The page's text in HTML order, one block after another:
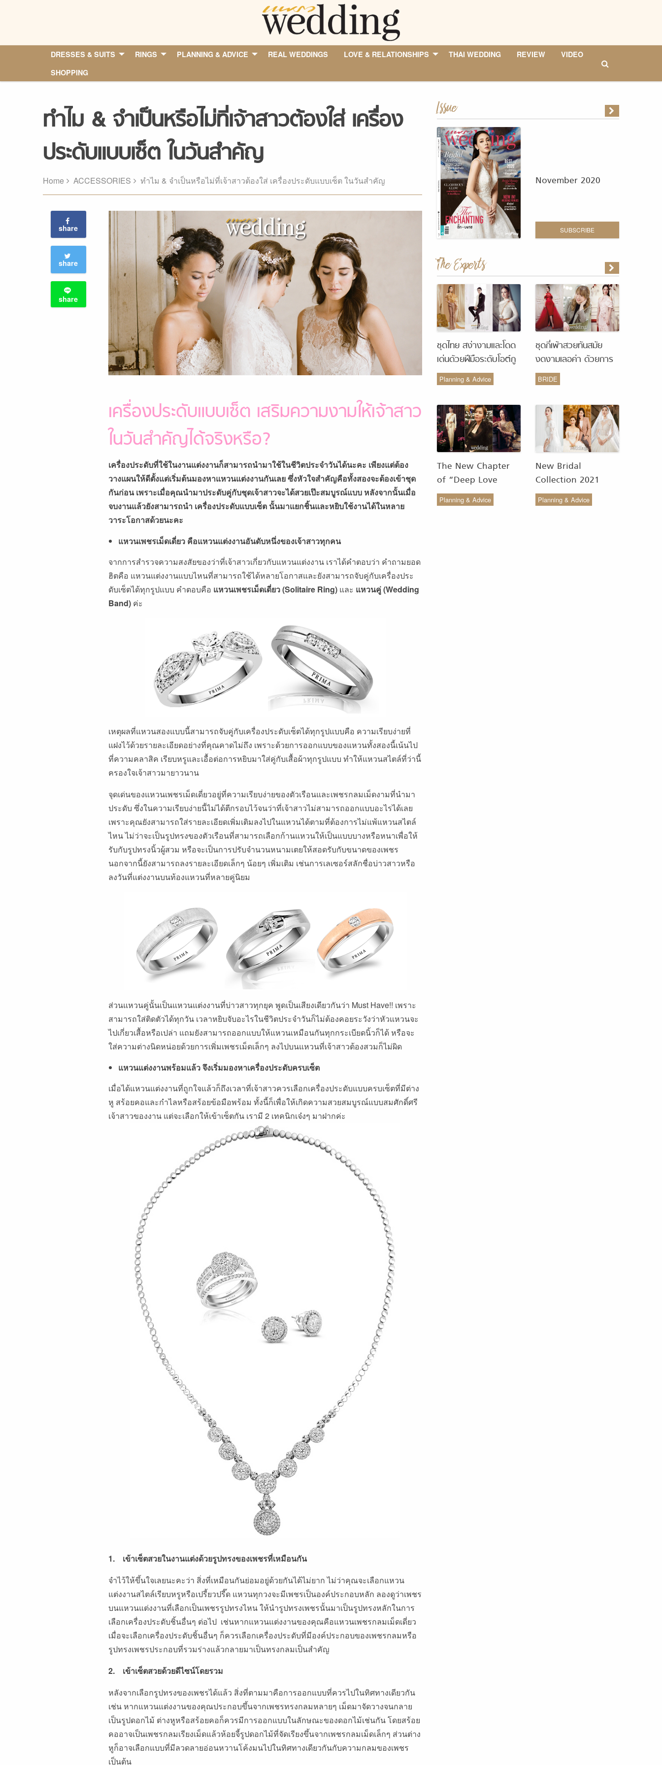
DRESSES & SUITS RINGS PLANNING & ADVICE REAL WEDDINGS LOVE & RELATIONSHIPS THAI WEDDING REVIEW
VIDEO
SHOPPING
ทำไม & จำเป็นหรือไม่ที่เจ้าสาวต้องใส่ เครื่อง
ประดับแบบเซ็ต ในวันสำคัญ
Home ACCESSORIES ทำไม & จำเป็นหรือไม่ที่เจ้าสาวต้องใส่ เครื่องประดับแบบเซ็ต ในวันสำคัญ
share
share
share
เครื่องประดับแบบเซ็ต เสริมความงามให้เจ้าสาว
ในวันสำคัญได้จริงหรือ?
เครื่องประดับที่ใช้ในงานแต่งงานก็สามารถนำมาใช้ในชีวิตประจำวันได้นะคะ เพียงแต่ต้อง
วางแผนให้ดีตั้งแต่เริ่มต้นมองหาแหวนแต่งงานกันเลย ซึ่งหัวใจสำคัญคือทั้งสองจะต้องเข้าชุด
กันก่อน เพราะเมื่อคุณนำมาประดับคู่กับชุดเจ้าสาวจะได้สวยเป๊ะสมบูรณ์แบบ หลังจากนั้นเมื่อ
จบงานแล้วยังสามารถนำ เครื่องประดับแบบเซ็ต นั้นมาแยกชิ้นและหยิบใช้งานได้ในหลาย
วาระโอกาสด้วยนะคะ
แหวนเพชรเม็ดเดี่ยว คือแหวนแต่งงานอันดับหนึ่งของเจ้าสาวทุกคน
จากการสำรวจความสงสัยของว่าที่เจ้าสาวเกี่ยวกับแหวนแต่งงาน เราได้คำตอบว่า คำถามยอด
ฮิตคือ แหวนแต่งงานแบบไหนที่สามารถใช้ได้หลายโอกาสและยังสามารถจับคู่กับเครื่องประ
ดับเซ็ตได้ทุกรูปแบบ คำตอบคือ แหวนเพชรเม็ดเดี่ยว (Solitaire Ring) และ แหวนคู่ (Wedding
Band) ค่ะ
เหตุผลที่แหวนสองแบบนี้สามารถจับคู่กับเครื่องประดับเซ็ตได้ทุกรูปแบบคือ ความเรียบง่ายที่
แฝงไว้ด้วยรายละเอียดอย่างที่คุณคาดไม่ถึง เพราะด้วยการออกแบบของแหวนทั้งสองนี้เน้นไป
ที่ความคลาสิค เรียบหรูและเอื้อต่อการหยิบมาใส่คู่กับเสื้อผ้าทุกรูปแบบ ทำให้แหวนสไตล์ที่ว่านี้
ครองใจเจ้าสาวมายาวนาน
จุดเด่นของแหวนเพชรเม็ดเดี่ยวอยู่ที่ความเรียบง่ายของตัวเรือนและเพชรกลมเม็ดงามที่นำมา
ประดับ ซึ่งในความเรียบง่ายนี้ไม่ได้ตีกรอบไว้จนว่าที่เจ้าสาวไม่สามารถออกแบบอะไรได้เลย
เพราะคุณยังสามารถใส่รายละเอียดเพิ่มเติมลงไปในแหวนได้ตามที่ต้องการไม่แพ้แหวนสไตล์
ไหน ไม่ว่าจะเป็นรูปทรงของตัวเรือนที่สามารถเลือกก้านแหวนให้เป็นแบบบางหรือหนาเพื่อให้
รับกับรูปทรงนิ้วผู้สวม หรือจะเป็นการปรับจำนวนหนามเตยให้สอดรับกับขนาดของเพชร
นอกจากนี้ยังสามารถลงรายละเอียดเล็กๆ น้อยๆ เพิ่มเติม เช่นการเลเซอร์สลักชื่อบ่าวสาวหรือ
ลงวันที่แต่งงานบนท้องแหวนที่หลายคู่นิยม
ส่วนแหวนคู่นั้นเป็นแหวนแต่งงานที่บ่าวสาวทุกยุค พูดเป็นเสียงเดียวกันว่า Must Have!! เพราะ
สามารถใส่ติดตัวได้ทุกวัน เวลาหยิบจับอะไรในชีวิตประจำวันก็ไม่ต้องคอยระวังว่าหัวแหวนจะ
ไปเกี่ยวเสื้อหรือเปล่า แถมยังสามารถออกแบบให้แหวนเหมือนกันทุกกระเบียดนิ้วก็ได้ หรือจะ
ใส่ความต่างนิดหน่อยด้วยการเพิ่มเพชรเม็ดเล็กๆ ลงไปบนแหวนที่เจ้าสาวต้องสวมก็ไม่ผิด
แหวนแต่งงานพร้อมแล้ว จึงเริ่มมองหาเครื่องประดับครบเซ็ต
เมื่อได้แหวนแต่งงานที่ถูกใจแล้วก็ถึงเวลาที่เจ้าสาวควรเลือกเครื่องประดับแบบครบเซ็ตที่มีต่าง
หู สร้อยคอและกำไลหรือสร้อยข้อมือพร้อม ทั้งนี้ก็เพื่อให้เกิดความสวยสมบูรณ์แบบสมศักดิ์ศรี
เจ้าสาวของงาน แต่จะเลือกให้เข้าเซ็ตกัน เรามี 2 เทคนิกเจ๋งๆ มาฝากค่ะ
1. เข้าเซ็ตสวยในงานแต่งด้วยรูปทรงของเพชรที่เหมือนกัน
จำไว้ให้ขึ้นใจเลยนะคะว่า สิ่งที่เหมือนกันย่อมอยู่ด้วยกันได้ไม่ยาก ไม่ว่าคุณจะเลือกแหวน
แต่งงานสไตล์เรียบหรูหรือเปรี้ยวปรี๊ด แหวนทุกวงจะมีเพชรเป็นองค์ประกอบหลัก ลองดูว่าเพชร
บนแหวนแต่งงานที่เลือกเป็นเพชรรูปทรงไหน ให้นำรูปทรงเพชรนั้นมาเป็นรูปทรงหลักในการ
เลือกเครื่องประดับชิ้นอื่นๆ ต่อไป เช่นหากแหวนแต่งงานของคุณคือแหวนเพชรกลมเม็ดเดี่ยว
เมื่อจะเลือกเครื่องประดับชิ้นอื่นๆ ก็ควรเลือกเครื่องประดับที่มีองค์ประกอบของเพชรกลมหรือ
รูปทรงเพชรประกอบที่รวมร่างแล้วกลายมาเป็นทรงกลมเป็นสำคัญ
2. เข้าเซ็ตสวยด้วยดีไซน์โดยรวม
หลังจากเลือกรูปทรงของเพชรได้แล้ว สิ่งที่ตามมาคือการออกแบบที่ควรไปในทิศทางเดียวกัน
เช่น หากแหวนแต่งงานของคุณประกอบขึ้นจากเพชรทรงกลมหลายๆ เม็ดมาจัดวางจนกลาย
เป็นรูปดอกไม้ ต่างหูหรือสร้อยคอก็ควรมีการออกแบบในลักษณะของดอกไม้เช่นกัน โดยสร้อย
คออาจเป็นเพชรกลมเรียงเม็ดแล้วห้อยจี้รูปดอกไม้ที่จัดเรียงขึ้นจากเพชรกลมเม็ดเล็กๆ ส่วนต่าง
หูก็อาจเลือกแบบที่มีลวดลายอ่อนหวานโค้งมนไปในทิศทางเดียวกันกับความกลมของเพชร
เป็นต้น
Issue
November 2020
SUBSCRIBE
The Experts
ชุดไทย สง่างามและโดด
เด่นด้วยฝีมือระดับโอต์กู
ตูร์ จากห้องเสื้อ Vanus
Couture
Planning & Advice
ชุดกี่เพ้าสวยทันสมัย
งดงามเลอค่า ด้วยการ
รังสรรค์จากห้องเสื้อ
Monique Wedding
BRIDE
The New Chapter
of “Deep Love
Wedding Studio” :
รังสรรค์ผ้าทอของไทยให้
Planning & Advice
New Bridal
Collection 2021
from COCO CHIC
สวย เรียบง่าย สไตล์มินิ
Planning & Advice